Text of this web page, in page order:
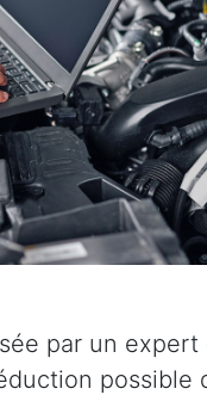
par un
possible